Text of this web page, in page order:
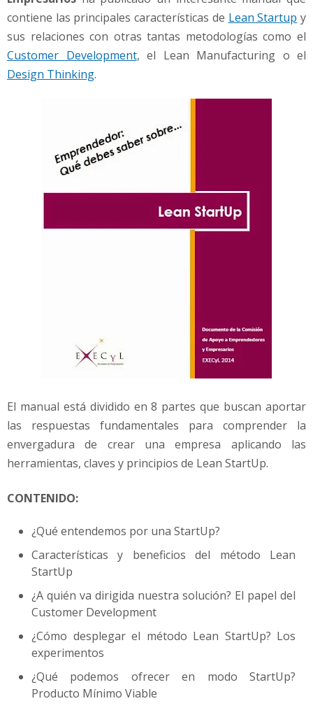
contiene las principales características de Lean Startup y
sus relaciones con otras tantas metodologías como el
Customer Development, el Lean Manufacturing o el
Design Thinking.
El manual está dividido en 8 partes que buscan aportar
las respuestas fundamentales para comprender la
envergadura de crear una empresa aplicando las
herramientas, claves y principios de Lean StartUp.
CONTENIDO:
¿Qué entendemos por una StartUp?
Características y beneficios del método Lean
StartUp
¿A quién va dirigida nuestra solución? El papel del
Customer Development
¿Cómo desplegar el método Lean StartUp? Los
experimentos
¿Qué podemos ofrecer en modo StartUp?
Producto Mínimo Viable